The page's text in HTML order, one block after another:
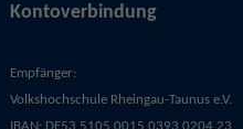
Kontoverbindung
Empfänger:
Volkshochschule Rheingau-Taunus e.V.